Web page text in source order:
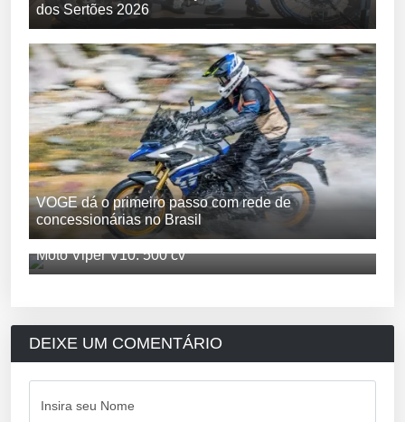
dos Sertões 2026
VOGE dá o primeiro passo com rede de
concessionárias no Brasil
Moto Viper V10: 500 cv
DEIXE UM COMENTÁRIO
Insira seu Nome